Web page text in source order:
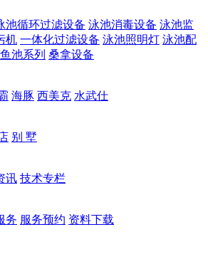
池循环过滤设备 泳池消毒设备 泳池监
机 一体化过滤设备 泳池照明灯 泳池配
池系列 桑拿设备
海豚 西美克 水武仕
别 墅
讯 技术专栏
务 服务预约 资料下载